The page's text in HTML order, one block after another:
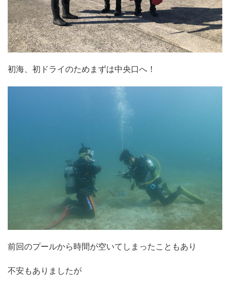
初海、初ドライのためまずは中央口へ！
前回のプールから時間が空いてしまったこともあり
不安もありましたが